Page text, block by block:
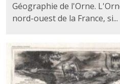
Géographie de l'Orne.
nord-ouest de la France, si...